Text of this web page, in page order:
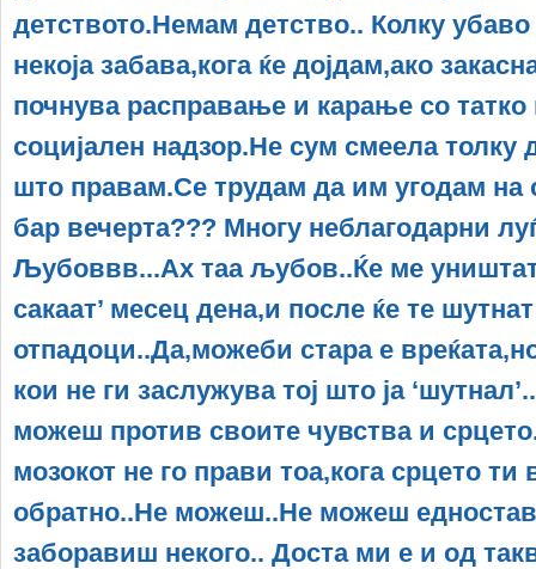
детството.Немам детство.. Колку
некоја забава,кога ќе дојдам,ако
почнува расправање и карање со
социјален надзор.Не сум смеела толку
што правам.Се трудам да им угодам
бар вечерта??? Многу неблагодарни
Љубоввв...Ах таа љубов..Ќе ме уништат
сакаат’ месец дена,и после ќе те
отпадоци..Да,можеби стара е
кои не ги заслужува тој што ја
можеш против своите чувства и
мозокот не го прави тоа,кога срцето
обратно..Не можеш..Не можеш
заборавиш некого.. Доста ми е и од